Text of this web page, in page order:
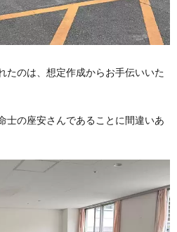
たのは、想定作成からお手伝いいた
士の座安さんであることに間違いあ